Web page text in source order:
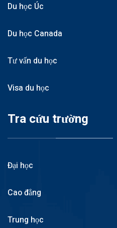
Du học Úc
Du học Canada
Tư vấn du học
Visa du học
Tra cứu trường
Đại học
Cao đẳng
Trung học